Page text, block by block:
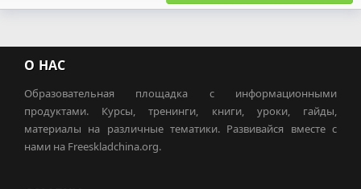
О НАС
Образовательная площадка с информационными
продуктами. Курсы, тренинги, книги, уроки, гайды,
материалы на различные тематики. Развивайся вместе с
нами на Freeskladchina.org.